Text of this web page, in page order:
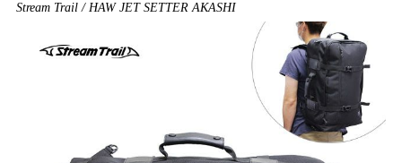
Stream Trail / HAW JET SETTER AKASHI